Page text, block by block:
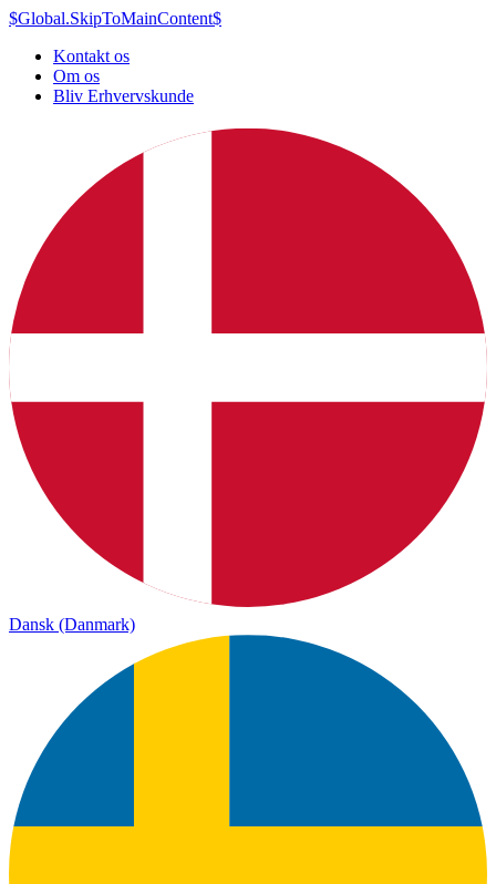
$Global.SkipToMainContent$
Kontakt os
Om os
Bliv Erhvervskunde
Dansk (Danmark)